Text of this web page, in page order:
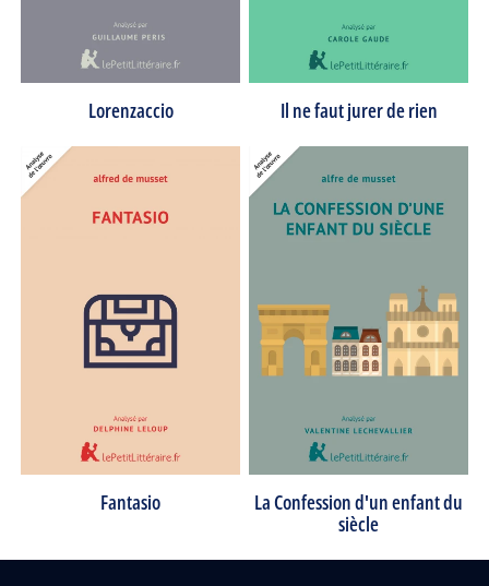
Lorenzaccio Il ne faut jurer de rien
Fantasio
La Confession d'un enfant du
siècle